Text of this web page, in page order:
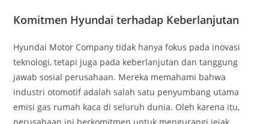
Komitmen Hyundai terhadap Keberlanjutan
Hyundai Motor Company tidak hanya fokus pada inovasi
teknologi, tetapi juga pada keberlanjutan dan tanggung
jawab sosial perusahaan. Mereka memahami bahwa
industri otomotif adalah salah satu penyumbang utama
emisi gas rumah kaca di seluruh dunia. Oleh karena itu,